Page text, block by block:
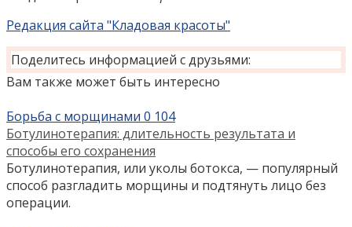
Редакция сайта "Кладовая красоты"
Поделитесь информацией с друзьями:
Вам также может быть интересно
Борьба с морщинами 0 104
Ботулинотерапия: длительность результата и
способы его сохранения
Ботулинотерапия, или уколы ботокса, — популярный
способ разгладить морщины и подтянуть лицо без
операции.